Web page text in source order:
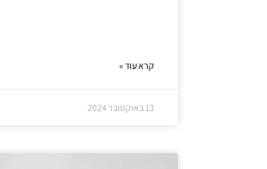
קרא עוד »
13 באוקטובר 2024